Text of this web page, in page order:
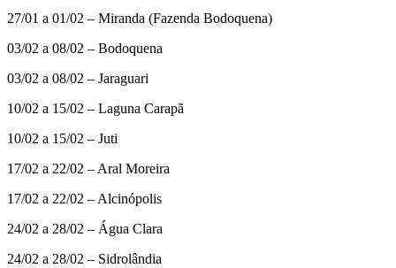
27/01 a 01/02 – Miranda (Fazenda Bodoquena)
03/02 a 08/02 – Bodoquena
03/02 a 08/02 – Jaraguari
10/02 a 15/02 – Laguna Carapã
10/02 a 15/02 – Juti
17/02 a 22/02 – Aral Moreira
17/02 a 22/02 – Alcinópolis
24/02 a 28/02 – Água Clara
24/02 a 28/02 – Sidrolândia